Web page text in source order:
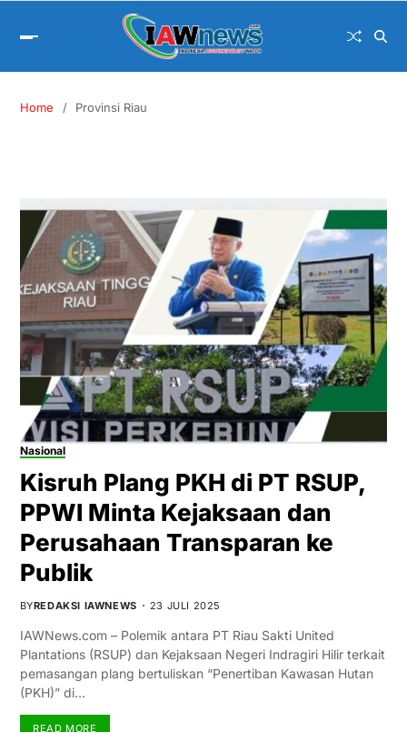
Home Provinsi Riau
Nasional
Kisruh Plang PKH di PT RSUP,
PPWI Minta Kejaksaan dan
Perusahaan Transparan ke
Publik
BYREDAKSI IAWNEWS 23 JULI 2025
IAWNews.com – Polemik antara PT Riau Sakti United
Plantations (RSUP) dan Kejaksaan Negeri Indragiri Hilir terkait
pemasangan plang bertuliskan “Penertiban Kawasan Hutan
(PKH)” di…
READ MORE